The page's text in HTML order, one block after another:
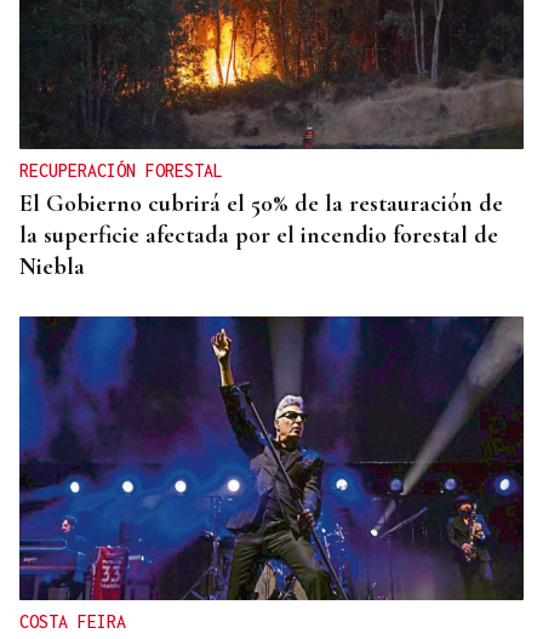
RECUPERACIÓN FORESTAL
El Gobierno cubrirá el 50% de la restauración de
la superficie afectada por el incendio forestal de
Niebla
COSTA FEIRA